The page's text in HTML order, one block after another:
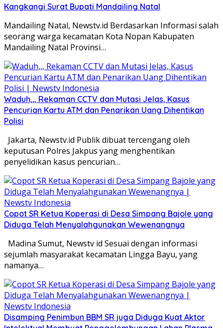
Kangkangi Surat Bupati Mandailing Natal
Mandailing Natal, Newstv.id Berdasarkan Informasi salah
seorang warga kecamatan Kota Nopan Kabupaten
Mandailing Natal Provinsi…
Waduh,,, Rekaman CCTV dan Mutasi Jelas, Kasus
Pencurian Kartu ATM dan Penarikan Uang Dihentikan
Polisi
Jakarta, Newstv.id Publik dibuat tercengang oleh
keputusan Polres Jakpus yang menghentikan
penyelidikan kasus pencurian…
Copot SR Ketua Koperasi di Desa Simpang Bajole yang
Diduga Telah Menyalahgunakan Wewenangnya
Madina Sumut, Newstv id Sesuai dengan informasi
sejumlah masyarakat kecamatan Lingga Bayu, yang
namanya…
Disamping Penimbun BBM SR juga Diduga Kuat Aktor